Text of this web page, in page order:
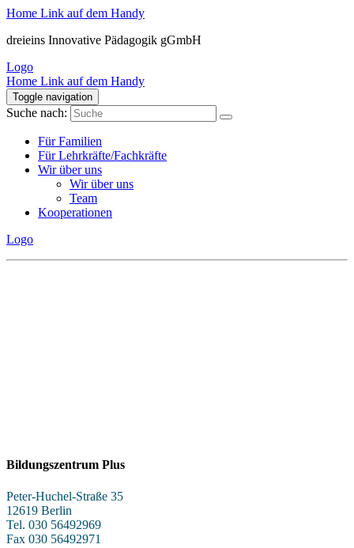
Home Link auf dem Handy
dreieins Innovative Pädagogik gGmbH
Logo
Home Link auf dem Handy
Toggle navigation
Suche nach:
Für Familien
Für Lehrkräfte/Fachkräfte
Wir über uns
Wir über uns
Team
Kooperationen
Logo
Bildungszentrum Plus
Peter-Huchel-Straße 35
12619 Berlin
Tel. 030 56492969
Fax 030 56492971